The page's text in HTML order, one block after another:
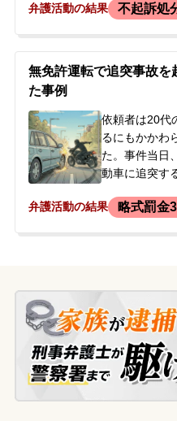
を特定したと
捜査が進めら
が付くことへ
弁護活動の結果 不起訴処
無免許運転で追突事故を
た事例
依頼者は20代
るにもかかわ
た。事件当日
動車に追突す
に痛みを訴え
今後の刑事
出頭する前に
た。
弁護活動の結果 略式罰金